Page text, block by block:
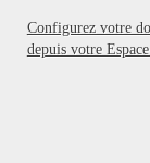
Configurez votre
depuis votre